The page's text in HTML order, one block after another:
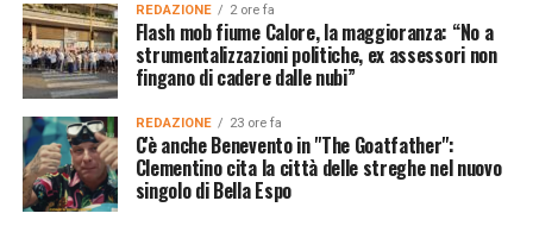
REDAZIONE 2 ore fa
Flash mob fiume Calore, la maggioranza: “No a
strumentalizzazioni politiche, ex assessori non
fingano di cadere dalle nubi”
REDAZIONE 23 ore fa
C'è anche Benevento in "The Goatfather":
Clementino cita la città delle streghe nel nuovo
singolo di Bella Espo